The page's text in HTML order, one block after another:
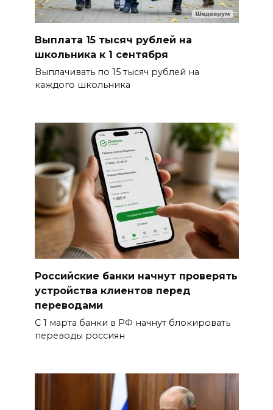
Выплата 15 тысяч рублей на
школьника к 1 сентября
Выплачивать по 15 тысяч рублей на
каждого школьника
Российские банки начнут проверять
устройства клиентов перед
переводами
С 1 марта банки в РФ начнут блокировать
переводы россиян